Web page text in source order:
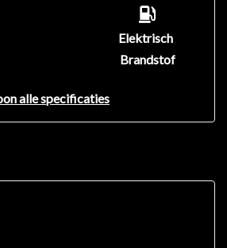
Elektrisch
Brandstof
alle specificaties